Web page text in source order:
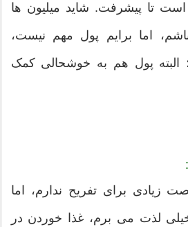
تا پیشرفت. شاید میلیون ها
اما برایم پول مهم نیست،
پول هم به خوشحالی کمک
زیادی برای تفریح ندارم، اما
لذت می برم، غذا خوردن در